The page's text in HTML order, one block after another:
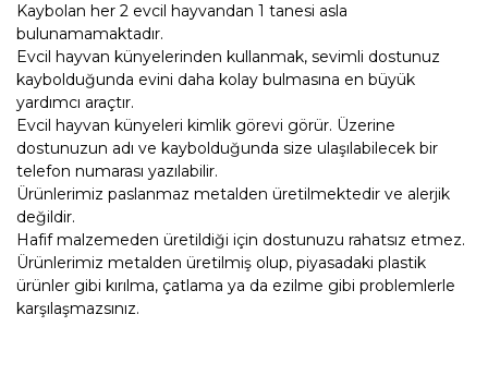
Kaybolan her 2 evcil hayvandan 1 tanesi asla
bulunamamaktadır.
Evcil hayvan künyelerinden kullanmak, sevimli dostunuz
kaybolduğunda evini daha kolay bulmasına en büyük
yardımcı araçtır.
Evcil hayvan künyeleri kimlik görevi görür. Üzerine
dostunuzun adı ve kaybolduğunda size ulaşılabilecek bir
telefon numarası yazılabilir.
Ürünlerimiz paslanmaz metalden üretilmektedir ve alerjik
değildir.
Hafif malzemeden üretildiği için dostunuzu rahatsız etmez.
Ürünlerimiz metalden üretilmiş olup, piyasadaki plastik
ürünler gibi kırılma, çatlama ya da ezilme gibi problemlerle
karşılaşmazsınız.